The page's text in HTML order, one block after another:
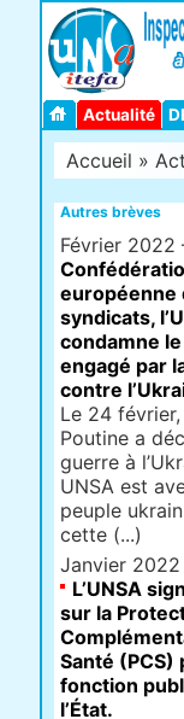
Actualité
Accueil »
Autres brèves
Février 2022
européenne
syndicats,
condamne
engagé par
contre
Le 24
Poutine a
guerre à
UNSA est
peuple
cette (...)
Janvier 2022
L’UNSA
sur la
Santé (PCS)
fonction
l’État.